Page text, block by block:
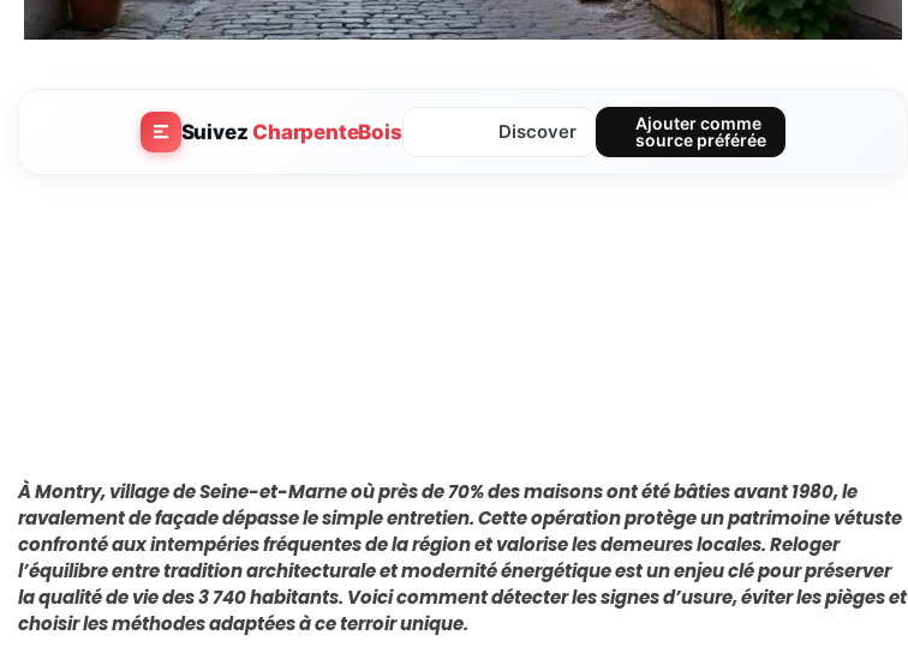
SuivezCharpenteBois Discover
Ajouter comme
source préférée
À Montry, village de Seine-et-Marne où près de 70% des maisons ont été bâties avant 1980, le
ravalement de façade dépasse le simple entretien. Cette opération protège un patrimoine vétuste
confronté aux intempéries fréquentes de la région et valorise les demeures locales. Reloger
l’équilibre entre tradition architecturale et modernité énergétique est un enjeu clé pour préserver
la qualité de vie des 3 740 habitants. Voici comment détecter les signes d’usure, éviter les pièges et
choisir les méthodes adaptées à ce terroir unique.